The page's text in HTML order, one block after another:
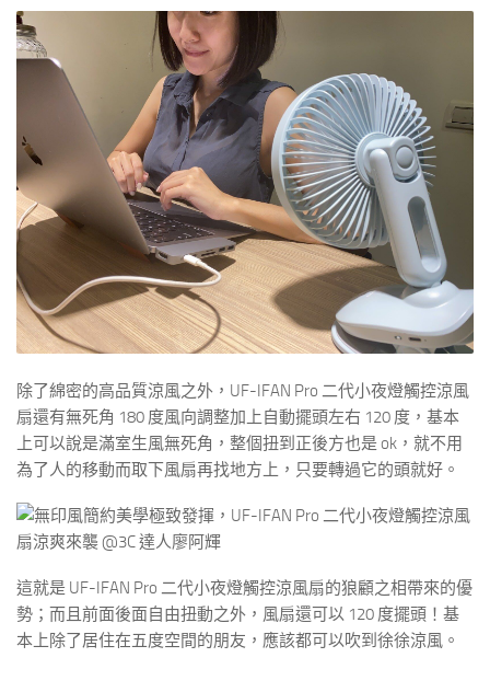
除了綿密的高品質涼風之外，UF-IFAN Pro 二代小夜燈觸控涼風
扇還有無死角 180 度風向調整加上自動擺頭左右 120 度，基本
上可以說是滿室生風無死角，整個扭到正後方也是 ok，就不用
為了人的移動而取下風扇再找地方上，只要轉過它的頭就好。
這就是 UF-IFAN Pro 二代小夜燈觸控涼風扇的狼顧之相帶來的優
勢；而且前面後面自由扭動之外，風扇還可以 120 度擺頭！基
本上除了居住在五度空間的朋友，應該都可以吹到徐徐涼風。